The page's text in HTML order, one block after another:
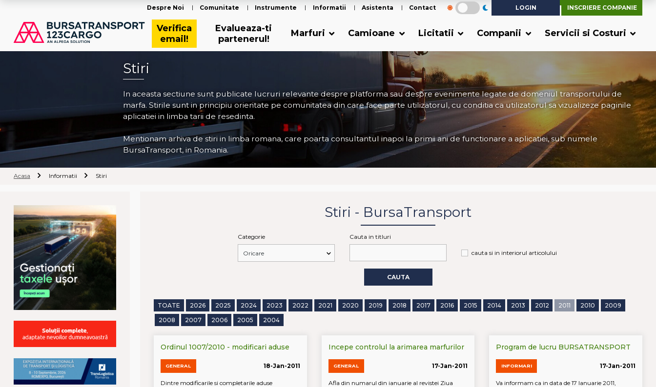
LOGIN
INSCRIERE COMPANIE
Despre Noi Comunitate Instrumente Informatii Asistenta Contact
Verifica
email!
Evalueaza-ti
partenerul!
Marfuri Camioane Licitatii Companii Servicii si Costuri
Stiri
In aceasta sectiune sunt publicate lucruri relevante despre platforma sau despre evenimente legate de domeniul transportului de
marfa. Stirile sunt in principiu orientate pe comunitatea din care face parte utilizatorul, cu conditia ca utilizatorul sa vizualizeze paginile
aplicatiei in limba tarii de resedinta.
Mentionam arhiva de stiri in limba romana, care poarta consultantul inapoi la primii ani de functionare a aplicatiei, sub numele
BursaTransport, in Romania.
Acasa Informatii Stiri
Stiri - BursaTransport
Categorie Cauta in titluri
cauta si in interiorul articolului
CAUTA
TOATE 2026 2025 2024 2023 2022 2021 2020 2019 2018 2017 2016 2015 2014 2013 2012 2011 2010
2009
2008
2007 2006 2005 2004
Ordinul 1007/2010 - modificari aduse
GENERAL 18-Jan-2011
Dintre modificarile si completarile aduse
Incepe controlul la arimarea marfurilor
GENERAL 17-Jan-2011
Afla din numarul din ianuarie al revistei Ziua
Program de lucru BURSATRANSPORT
INFORMARI 17-Jan-2011
Va informam ca in data de 17 Ianuarie 2011,